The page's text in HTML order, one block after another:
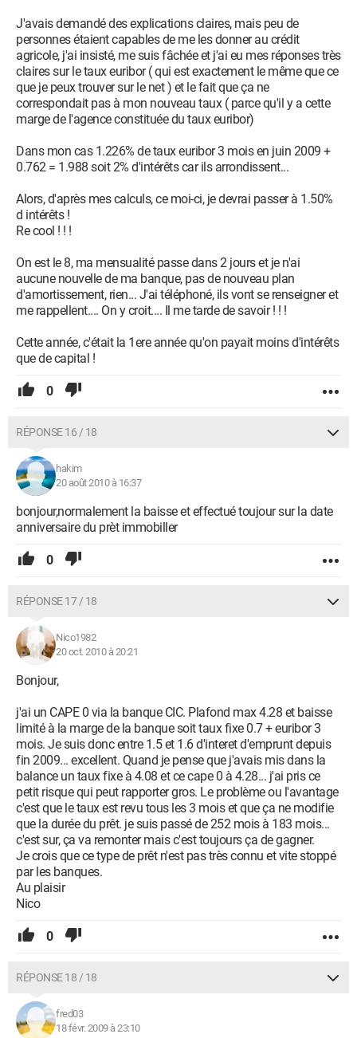
J'avais demandé des explications claires, mais peu de
personnes étaient capables de me les donner au crédit
agricole, j'ai insisté, me suis fâchée et j'ai eu mes réponses très
claires sur le taux euribor ( qui est exactement le même que ce
que je peux trouver sur le net ) et le fait que ça ne
correspondait pas à mon nouveau taux ( parce qu'il y a cette
marge de l'agence constituée du taux euribor)
Dans mon cas 1.226% de taux euribor 3 mois en juin 2009 +
0.762 = 1.988 soit 2% d'intérêts car ils arrondissent...
Alors, d'après mes calculs, ce moi-ci, je devrai passer à 1.50%
d intérêts !
Re cool ! ! !
On est le 8, ma mensualité passe dans 2 jours et je n'ai
aucune nouvelle de ma banque, pas de nouveau plan
d'amortissement, rien... J'ai téléphoné, ils vont se renseigner et
me rappellent.... On y croit.... Il me tarde de savoir ! ! !
Cette année, c'était la 1ere année qu'on payait moins d'intérêts
que de capital !
0
RÉPONSE 16 / 18
hakim
20 août 2010 à 16:37
bonjour,normalement la baisse et effectué toujour sur la date
anniversaire du prèt immobiller
0
RÉPONSE 17 / 18
Nico1982
20 oct. 2010 à 20:21
Bonjour,
j'ai un CAPE 0 via la banque CIC. Plafond max 4.28 et baisse
limité à la marge de la banque soit taux fixe 0.7 + euribor 3
mois. Je suis donc entre 1.5 et 1.6 d'interet d'emprunt depuis
fin 2009... excellent. Quand je pense que j'avais mis dans la
balance un taux fixe à 4.08 et ce cape 0 à 4.28... j'ai pris ce
petit risque qui peut rapporter gros. Le problème ou l'avantage
c'est que le taux est revu tous les 3 mois et que ça ne modifie
que la durée du prêt. je suis passé de 252 mois à 183 mois...
c'est sur, ça va remonter mais c'est toujours ça de gagner.
Je crois que ce type de prêt n'est pas très connu et vite stoppé
par les banques.
Au plaisir
Nico
0
RÉPONSE 18 / 18
fred03
18 févr. 2009 à 23:10